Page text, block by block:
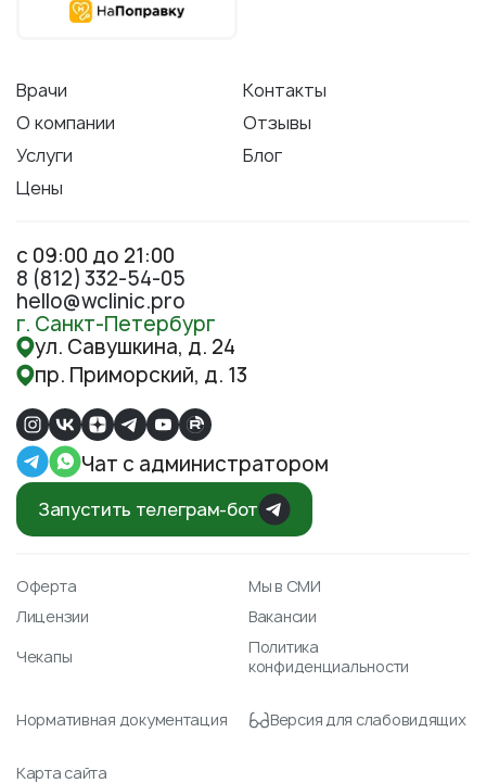
Врачи
Контакты
О компании
Отзывы
Услуги
Блог
Цены
с 09:00 до 21:00
8 (812) 332-54-05
hello@wclinic.pro
г. Санкт-Петербург
ул. Савушкина, д. 24
пр. Приморский, д. 13
Чат с администратором
Запустить телеграм-бот
Оферта
Мы в СМИ
Лицензии
Вакансии
Чекапы
Политика
конфиденциальности
Нормативная документация Версия для слабовидящих
Карта сайта